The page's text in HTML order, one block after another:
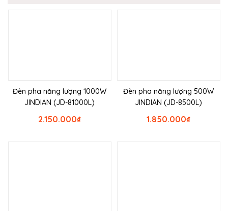
Đèn pha năng lượng 1000W
JINDIAN (JD-81000L)
₫
2.150.000
Đèn pha năng lượng 500W
JINDIAN (JD-8500L)
₫
1.850.000